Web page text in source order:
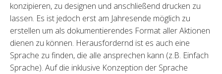
konzipieren, zu designen und anschließend drucken zu
lassen. Es ist jedoch erst am Jahresende möglich zu
erstellen um als dokumentierendes Format aller Aktionen
dienen zu können. Herausfordernd ist es auch eine
Sprache zu finden, die alle ansprechen kann (z.B. Einfach
Sprache). Auf die inklusive Konzeption der Sprache